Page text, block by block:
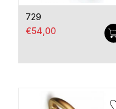
729
€54,00